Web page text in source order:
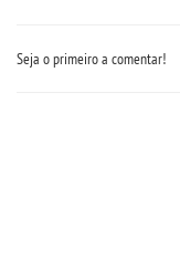
UNIESP
Seja o primeiro a comentar!